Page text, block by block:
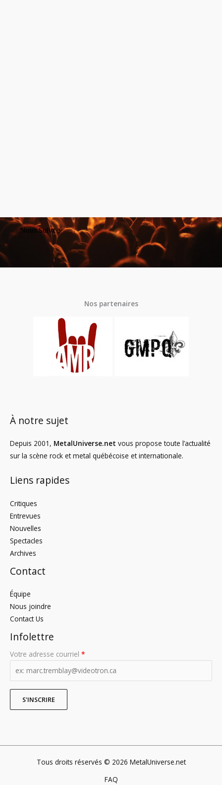
Nous Suivre
Nos partenaires
À notre sujet
Depuis 2001, MetalUniverse.net vous propose toute l’actualité
sur la scène rock et metal québécoise et internationale.
Liens rapides
Critiques
Entrevues
Nouvelles
Spectacles
Archives
Contact
Équipe
Nous joindre
Contact Us
Infolettre
Votre adresse courriel *
Tous droits réservés © 2026 MetalUniverse.net
FAQ